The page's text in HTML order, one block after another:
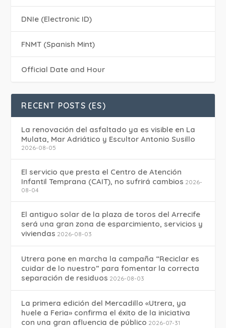
DNIe (Electronic ID)
FNMT (Spanish Mint)
Official Date and Hour
RECENT POSTS (ES)
La renovación del asfaltado ya es visible en La
Mulata, Mar Adriático y Escultor Antonio Susillo
2026-08-05
El servicio que presta el Centro de Atención
Infantil Temprana (CAIT), no sufrirá cambios 2026-
08-04
El antiguo solar de la plaza de toros del Arrecife
será una gran zona de esparcimiento, servicios y
viviendas 2026-08-03
Utrera pone en marcha la campaña “Reciclar es
cuidar de lo nuestro” para fomentar la correcta
separación de residuos 2026-08-03
La primera edición del Mercadillo «Utrera, ya
huele a Feria» confirma el éxito de la iniciativa
con una gran afluencia de público 2026-07-31